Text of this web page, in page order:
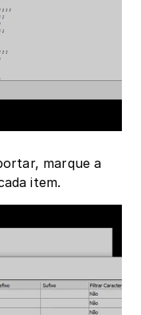
marque a
item.